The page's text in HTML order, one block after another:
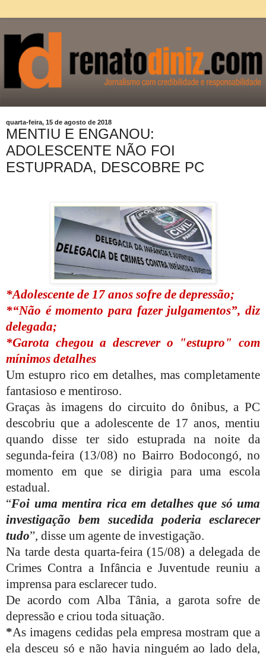
quarta-feira, 15 de agosto de 2018
MENTIU E ENGANOU:
ADOLESCENTE NÃO FOI
ESTUPRADA, DESCOBRE PC
*Adolescente de 17 anos sofre de depressão;
*“Não é momento para fazer julgamentos”, diz
delegada;
*Garota chegou a descrever o "estupro" com
mínimos detalhes
Um estupro rico em detalhes, mas completamente
fantasioso e mentiroso.
Graças às imagens do circuito do ônibus, a PC
descobriu que a adolescente de 17 anos, mentiu
quando disse ter sido estuprada na noite da
segunda-feira (13/08) no Bairro Bodocongó, no
momento em que se dirigia para uma escola
estadual.
“Foi uma mentira rica em detalhes que só uma
investigação bem sucedida poderia esclarecer
tudo”, disse um agente de investigação.
Na tarde desta quarta-feira (15/08) a delegada de
Crimes Contra a Infância e Juventude reuniu a
imprensa para esclarecer tudo.
De acordo com Alba Tânia, a garota sofre de
depressão e criou toda situação.
*As imagens cedidas pela empresa mostram que a
ela desceu só e não havia ninguém ao lado dela,